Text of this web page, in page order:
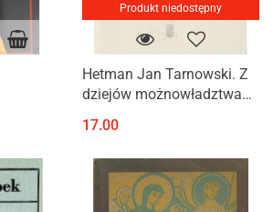
Produkt niedostępny
Hetman Jan Tarnowski. Z
dziejów możnowładztwa
17.00